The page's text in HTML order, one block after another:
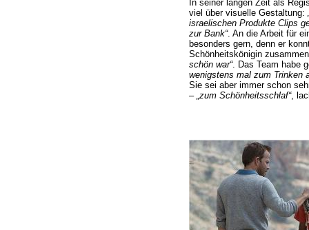
In seiner langen Zeit als
viel über visuelle Gestaltung:
israelischen Produkte Clips
zur Bank“. An die Arbeit für
besonders gern, denn er
Schönheitskönigin
schön war“. Das Team habe
wenigstens mal zum Trinken
Sie sei aber immer schon
– „zum Schönheitsschlaf“,